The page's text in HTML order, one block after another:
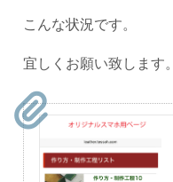
こんな状況です。
宜しくお願い致します。